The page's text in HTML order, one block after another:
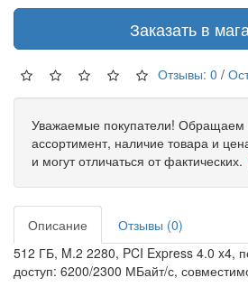
Заказать в
Отзывы: 0 /
Уважаемые покупатели! Обращаем
ассортимент, наличие товара и
и могут отличаться от фактических.
Описание
Отзывы (0)
512 ГБ, M.2 2280, PCI Express 4.0 x4,
доступ: 6200/2300 МБайт/с,